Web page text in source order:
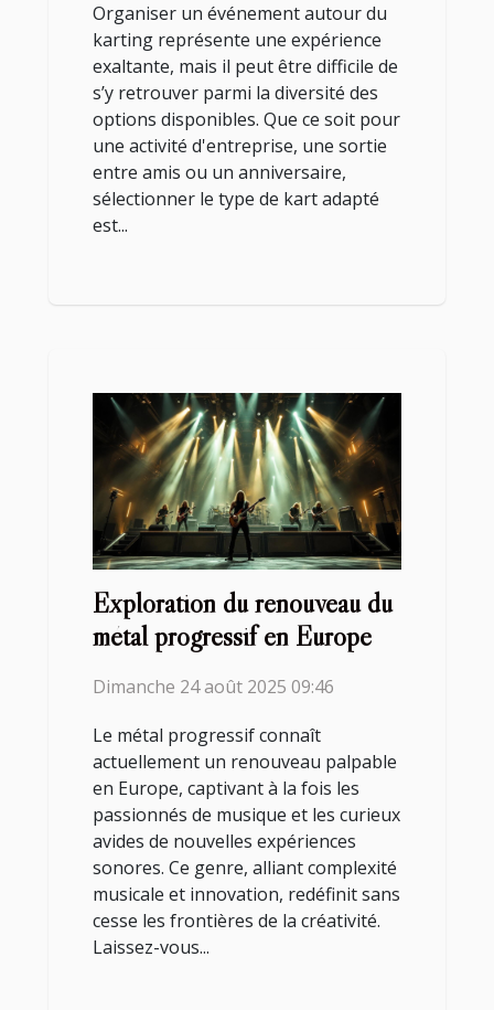
Organiser un événement autour du
karting représente une expérience
exaltante, mais il peut être difficile de
s’y retrouver parmi la diversité des
options disponibles. Que ce soit pour
une activité d'entreprise, une sortie
entre amis ou un anniversaire,
sélectionner le type de kart adapté
est...
Exploration du renouveau du
métal progressif en Europe
Dimanche 24 août 2025 09:46
Le métal progressif connaît
actuellement un renouveau palpable
en Europe, captivant à la fois les
passionnés de musique et les curieux
avides de nouvelles expériences
sonores. Ce genre, alliant complexité
musicale et innovation, redéfinit sans
cesse les frontières de la créativité.
Laissez-vous...